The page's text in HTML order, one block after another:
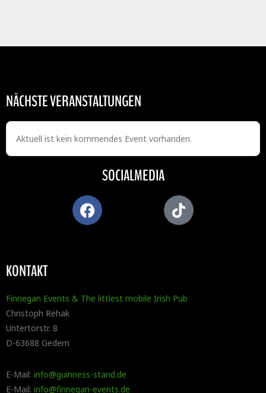
NÄCHSTE VERANSTALTUNGEN
Aktuell ist kein kommendes Event vorhanden.
SOCIALMEDIA
KONTAKT
Finnegan Events & The littlest mobile Irish Pub
Christoph Rehak
Untertorstr. 8
D-63688 Gedern
E-Mail: info@guinness-stand.de
E-Mail: info@finnegan-events.de